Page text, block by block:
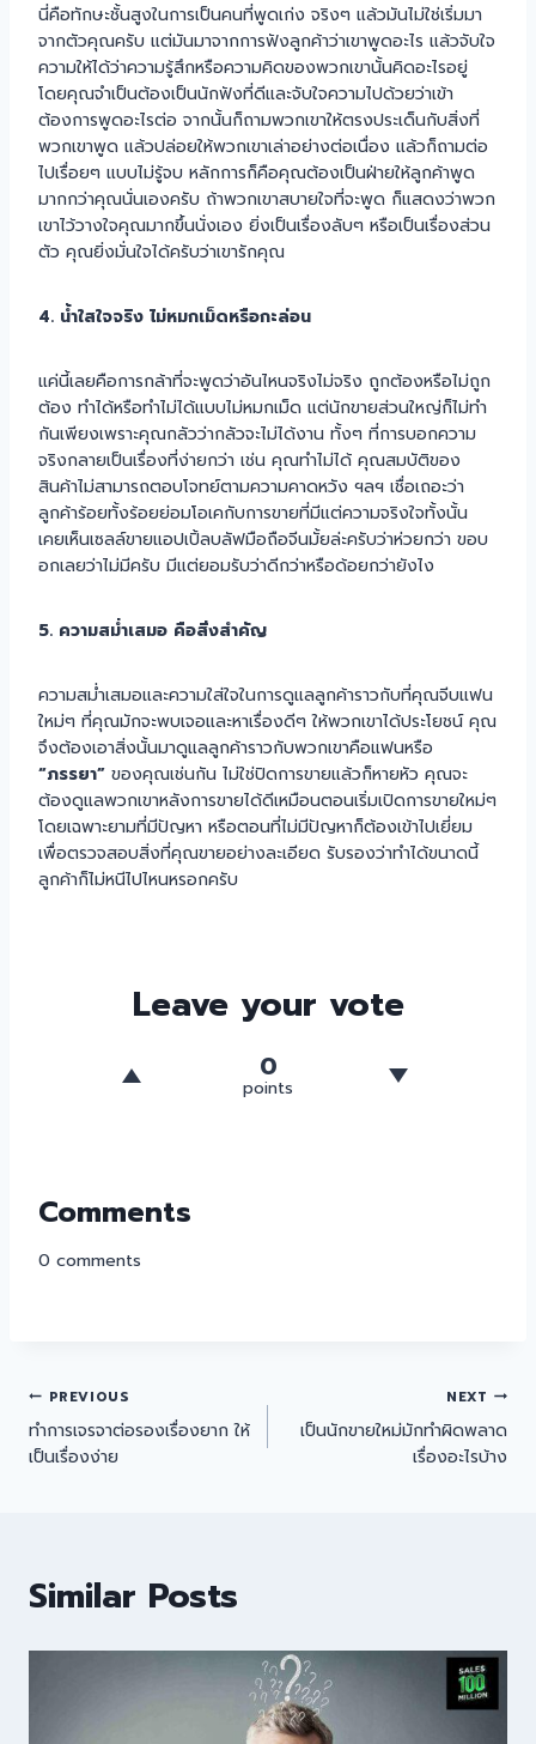
นี่คือทักษะชั้นสูงในการเป็นคนที่พูดเก่ง จริงๆ แล้วมันไม่ใช่เริ่มมา
จากตัวคุณครับ แต่มันมาจากการฟังลูกค้าว่าเขาพูดอะไร แล้วจับใจ
ความให้ได้ว่าความรู้สึกหรือความคิดของพวกเขานั้นคิดอะไรอยู่
โดยคุณจำเป็นต้องเป็นนักฟังที่ดีและจับใจความไปด้วยว่าเข้า
ต้องการพูดอะไรต่อ จากนั้นก็ถามพวกเขาให้ตรงประเด็นกับสิ่งที่
พวกเขาพูด แล้วปล่อยให้พวกเขาเล่าอย่างต่อเนื่อง แล้วก็ถามต่อ
ไปเรื่อยๆ แบบไม่รู้จบ หลักการก็คือคุณต้องเป็นฝ่ายให้ลูกค้าพูด
มากกว่าคุณนั่นเองครับ ถ้าพวกเขาสบายใจที่จะพูด ก็แสดงว่าพวก
เขาไว้วางใจคุณมากขึ้นนั่งเอง ยิ่งเป็นเรื่องลับๆ หรือเป็นเรื่องส่วน
ตัว คุณยิ่งมั่นใจได้ครับว่าเขารักคุณ
4. น้ำใสใจจริง ไม่หมกเม็ดหรือกะล่อน
แค่นี้เลยคือการกล้าที่จะพูดว่าอันไหนจริงไม่จริง ถูกต้องหรือไม่ถูก
ต้อง ทำได้หรือทำไม่ได้แบบไม่หมกเม็ด แต่นักขายส่วนใหญ่ก็ไม่ทำ
กันเพียงเพราะคุณกลัวว่ากลัวจะไม่ได้งาน ทั้งๆ ที่การบอกความ
จริงกลายเป็นเรื่องที่ง่ายกว่า เช่น คุณทำไม่ได้ คุณสมบัติของ
สินค้าไม่สามารถตอบโจทย์ตามความคาดหวัง ฯลฯ เชื่อเถอะว่า
ลูกค้าร้อยทั้งร้อยย่อมโอเคกับการขายที่มีแต่ความจริงใจทั้งนั้น
เคยเห็นเซลล์ขายแอปเปิ้ลบลัฟมือถือจีนมั้ยล่ะครับว่าห่วยกว่า ขอบ
อกเลยว่าไม่มีครับ มีแต่ยอมรับว่าดีกว่าหรือด้อยกว่ายังไง
5. ความสม่ำเสมอ คือสิ่งสำคัญ
ความสม่ำเสมอและความใส่ใจในการดูแลลูกค้าราวกับที่คุณจีบแฟน
ใหม่ๆ ที่คุณมักจะพบเจอและหาเรื่องดีๆ ให้พวกเขาได้ประโยชน์ คุณ
จึงต้องเอาสิ่งนั้นมาดูแลลูกค้าราวกับพวกเขาคือแฟนหรือ
“ภรรยา” ของคุณเช่นกัน ไม่ใช่ปิดการขายแล้วก็หายหัว คุณจะ
ต้องดูแลพวกเขาหลังการขายได้ดีเหมือนตอนเริ่มเปิดการขายใหม่ๆ
โดยเฉพาะยามที่มีปัญหา หรือตอนที่ไม่มีปัญหาก็ต้องเข้าไปเยี่ยม
เพื่อตรวจสอบสิ่งที่คุณขายอย่างละเอียด รับรองว่าทำได้ขนาดนี้
ลูกค้าก็ไม่หนีไปไหนหรอกครับ
Leave your vote
0
points
Comments
0 comments
PREVIOUS
ทำการเจรจาต่อรองเรื่องยาก ให้
เป็นเรื่องง่าย
NEXT
เป็นนักขายใหม่มักทำผิดพลาด
เรื่องอะไรบ้าง
Similar Posts